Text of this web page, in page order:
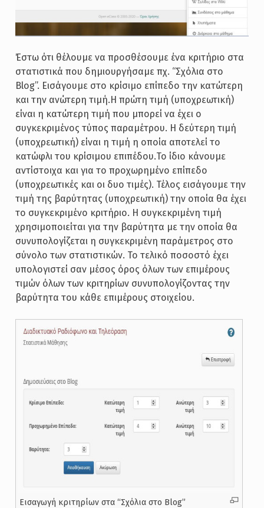
Έστω ότι θέλουμε να προσθέσουμε ένα κριτήριο στα
στατιστικά που δημιουργήσαμε πχ. “Σχόλια στο
Blog”. Εισάγουμε στο κρίσιμο επίπεδο την κατώτερη
και την ανώτερη τιμή.Η πρώτη τιμή (υποχρεωτική)
είναι η κατώτερη τιμή που μπορεί να έχει ο
συγκεκριμένος τύπος παραμέτρου. Η δεύτερη τιμή
(υποχρεωτική) είναι η τιμή η οποία αποτελεί το
κατώφλι του κρίσιμου επιπέδου.Το ίδιο κάνουμε
αντίστοιχα και για το προχωρημένο επίπεδο
(υποχρεωτικές και οι δυο τιμές). Τέλος εισάγουμε την
τιμή της βαρύτητας (υποχρεωτική) την οποία θα έχει
το συγκεκριμένο κριτήριο. Η συγκεκριμένη τιμή
χρησιμοποιείται για την βαρύτητα με την οποία θα
συνυπολογίζεται η συγκεκριμένη παράμετρος στο
σύνολο των στατιστικών. Το τελικό ποσοστό έχει
υπολογιστεί σαν μέσος όρος όλων των επιμέρους
τιμών όλων των κριτηρίων συνυπολογίζοντας την
βαρύτητα του κάθε επιμέρους στοιχείου.
Εισαγωγή κριτηρίων στα “Σχόλια στο Blog”